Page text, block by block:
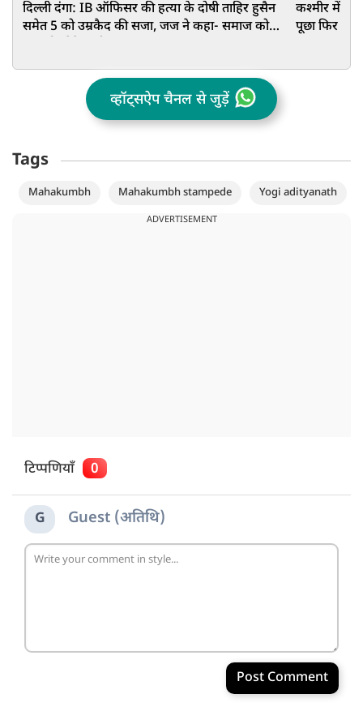
दिल्ली दंगा: IB ऑफिसर की हत्या के दोषी ताहिर हुसैन
समेत 5 को उम्रकैद की सजा, जज ने कहा- समाज को
कश्मीर में
पूछा फिर दो
व्हॉट्सऐप चैनल से जुड़ें
Tags
Mahakumbh Mahakumbh stampede Yogi adityanath
ADVERTISEMENT
टिप्पणियाँ 0
G Guest (अतिथि)
Post Comment